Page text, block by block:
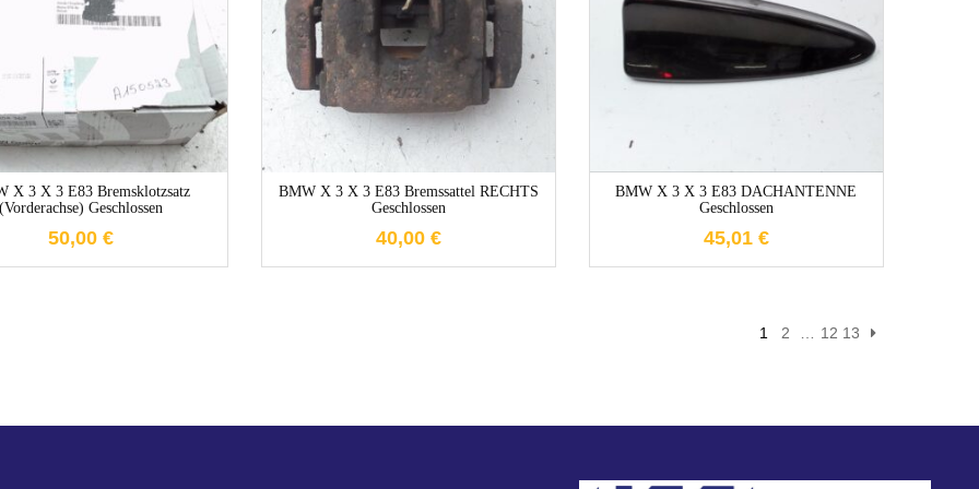
X 3 X 3 E83 Bremsklotzsatz
Geschlossen
50,00 €
BMW X 3 X 3 E83 Bremssattel RECHTS
Geschlossen
40,00 €
1-3 Werktage
BMW X 3 X 3 E83 DACHANTENNE
Geschlossen
45,01 €
1-3 Werktage
1 2 12 13